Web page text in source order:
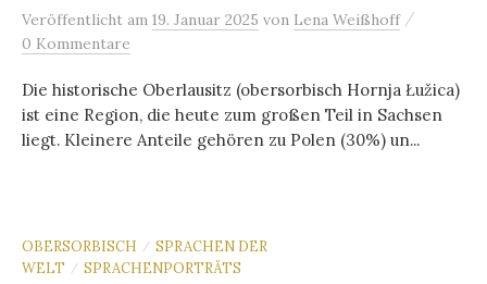
Veröffentlicht am 19. Januar 2025 von Lena Weißhoff /
0 Kommentare
Die historische Oberlausitz (obersorbisch Hornja Łužica)
ist eine Region, die heute zum großen Teil in Sachsen
liegt. Kleinere Anteile gehören zu Polen (30%) un...
OBERSORBISCH / SPRACHEN DER
WELT
/ SPRACHENPORTRÄTS